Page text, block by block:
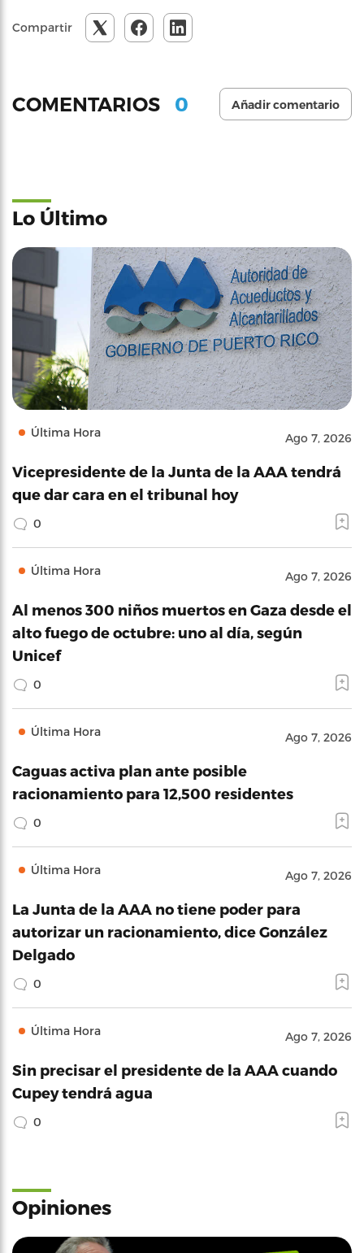
Compartir
COMENTARIOS 0 Añadir comentario
Lo Último
Última Hora Ago 7, 2026
Vicepresidente de la Junta de la AAA tendrá
que dar cara en el tribunal hoy
0
Última Hora Ago 7, 2026
Al menos 300 niños muertos en Gaza desde el
alto fuego de octubre: uno al día, según
Unicef
0
Última Hora Ago 7, 2026
Caguas activa plan ante posible
racionamiento para 12,500 residentes
0
Última Hora Ago 7, 2026
La Junta de la AAA no tiene poder para
autorizar un racionamiento, dice González
Delgado
0
Última Hora Ago 7, 2026
Sin precisar el presidente de la AAA cuando
Cupey tendrá agua
0
Opiniones